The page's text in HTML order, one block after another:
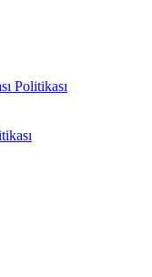
Politikası